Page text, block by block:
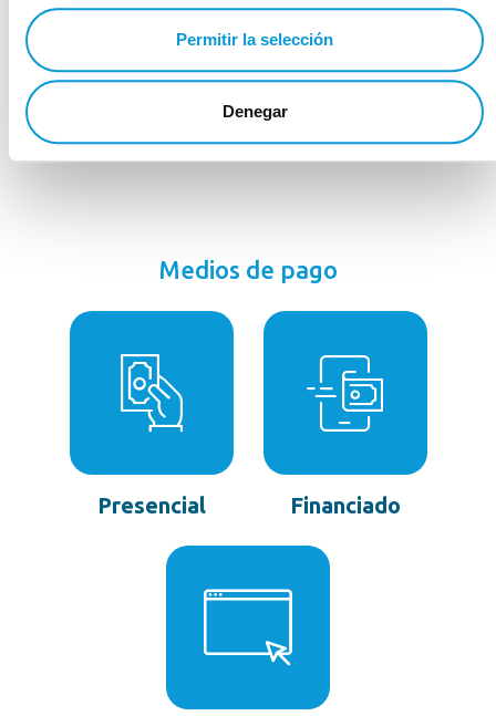
Permitir la selección
Denegar
Medios de pago
Presencial Financiado